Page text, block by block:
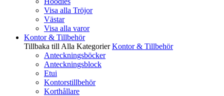
Visa alla Tröjor
Västar
Visa alla varor
Kontor & Tillbehör
Tillbaka till Alla Kategorier Kontor & Tillbehör
Anteckningsböcker
Anteckningsblock
Etui
Kontorstillbehör
Korthållare